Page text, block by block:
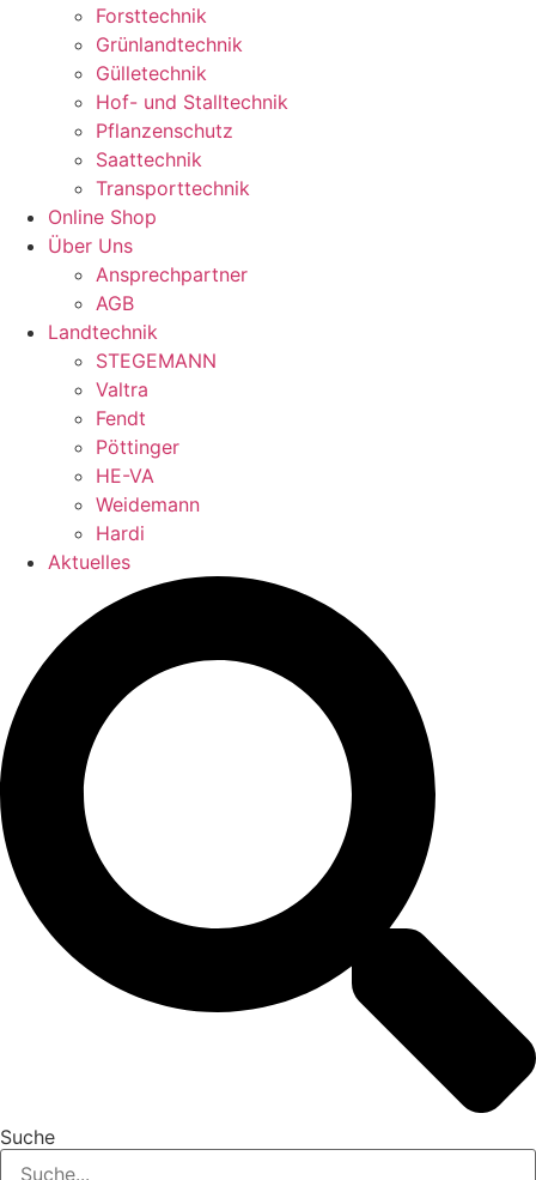
Forsttechnik
Grünlandtechnik
Gülletechnik
Hof- und Stalltechnik
Pflanzenschutz
Saattechnik
Transporttechnik
Online Shop
Über Uns
Ansprechpartner
AGB
Landtechnik
STEGEMANN
Valtra
Fendt
Pöttinger
HE-VA
Weidemann
Hardi
Aktuelles
Suche